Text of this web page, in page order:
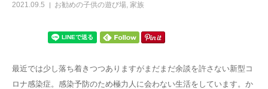
2021.09.5 お勧めの子供の遊び場, 家族
最近では少し落ち着きつつありますがまだまだ余談を許さない新型コ
ロナ感染症。感染予防のため極力人に会わない生活をしています。か
【コラム】
ワクチン一覧